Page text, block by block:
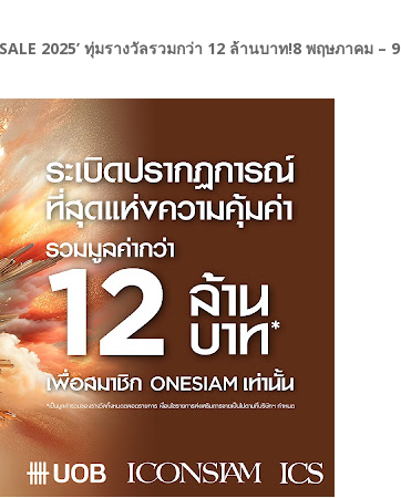
2025’ ทุ่มรางวัลรวมกว่า 12 ล้านบาท!8 พฤษภาคม – 9